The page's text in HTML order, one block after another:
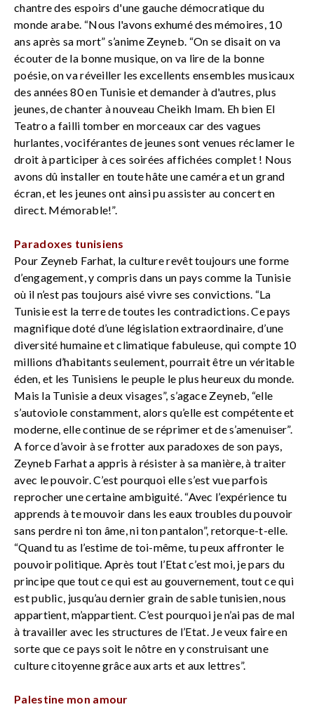
chantre des espoirs d'une gauche démocratique du
monde arabe. “Nous l'avons exhumé des mémoires, 10
ans après sa mort” s’anime Zeyneb. “On se disait on va
écouter de la bonne musique, on va lire de la bonne
poésie, on va réveiller les excellents ensembles musicaux
des années 80 en Tunisie et demander à d'autres, plus
jeunes, de chanter à nouveau Cheikh Imam. Eh bien El
Teatro a failli tomber en morceaux car des vagues
hurlantes, vociférantes de jeunes sont venues réclamer le
droit à participer à ces soirées affichées complet ! Nous
avons dû installer en toute hâte une caméra et un grand
écran, et les jeunes ont ainsi pu assister au concert en
direct. Mémorable!”.
Paradoxes tunisiens
Pour Zeyneb Farhat, la culture revêt toujours une forme
d’engagement, y compris dans un pays comme la Tunisie
où il n’est pas toujours aisé vivre ses convictions. “La
Tunisie est la terre de toutes les contradictions. Ce pays
magnifique doté d’une législation extraordinaire, d’une
diversité humaine et climatique fabuleuse, qui compte 10
millions d’habitants seulement, pourrait être un véritable
éden, et les Tunisiens le peuple le plus heureux du monde.
Mais la Tunisie a deux visages”, s’agace Zeyneb, “elle
s’autoviole constamment, alors qu’elle est compétente et
moderne, elle continue de se réprimer et de s’amenuiser”.
A force d’avoir à se frotter aux paradoxes de son pays,
Zeyneb Farhat a appris à résister à sa manière, à traiter
avec le pouvoir. C’est pourquoi elle s’est vue parfois
reprocher une certaine ambiguité. “Avec l’expérience tu
apprends à te mouvoir dans les eaux troubles du pouvoir
sans perdre ni ton âme, ni ton pantalon”, retorque-t-elle.
“Quand tu as l’estime de toi-même, tu peux affronter le
pouvoir politique. Après tout l’Etat c’est moi, je pars du
principe que tout ce qui est au gouvernement, tout ce qui
est public, jusqu’au dernier grain de sable tunisien, nous
appartient, m’appartient. C’est pourquoi je n’ai pas de mal
à travailler avec les structures de l’Etat. Je veux faire en
sorte que ce pays soit le nôtre en y construisant une
culture citoyenne grâce aux arts et aux lettres”.
Palestine mon amour